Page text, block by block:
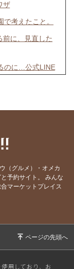
ザ
考えたこと。
に、見直した
のに…公式LINE
て深くしゃが
感謝
（グルメ）・オメカ
予約サイト。
みんな
マーケットプレイス
用しており、お